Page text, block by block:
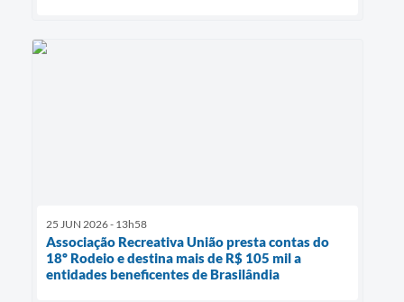
25 JUN 2026 - 13h58
Associação Recreativa União presta contas do
18º Rodeio e destina mais de R$ 105 mil a
entidades beneficentes de Brasilândia